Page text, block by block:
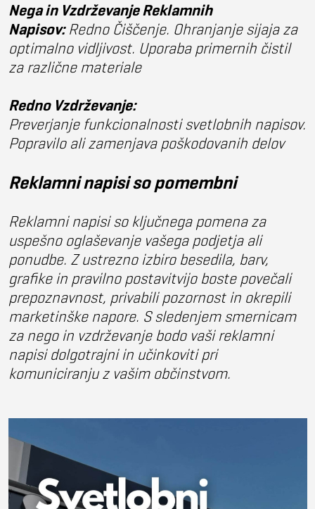
Nega in Vzdrževanje Reklamnih
Napisov:Redno Čiščenje. Ohranjanje sijaja za
optimalno vidljivost. Uporaba primernih čistil
za različne materiale
Redno Vzdrževanje:
Preverjanje funkcionalnosti svetlobnih napisov.
Popravilo ali zamenjava poškodovanih delov
Reklamni napisi so pomembni
Reklamni napisi so ključnega pomena za
uspešno oglaševanje vašega podjetja ali
ponudbe. Z ustrezno izbiro besedila, barv,
grafike in pravilno postavitvijo boste povečali
prepoznavnost, privabili pozornost in okrepili
marketinške napore. S sledenjem smernicam
za nego in vzdrževanje bodo vaši reklamni
napisi dolgotrajni in učinkoviti pri
komuniciranju z vašim občinstvom.